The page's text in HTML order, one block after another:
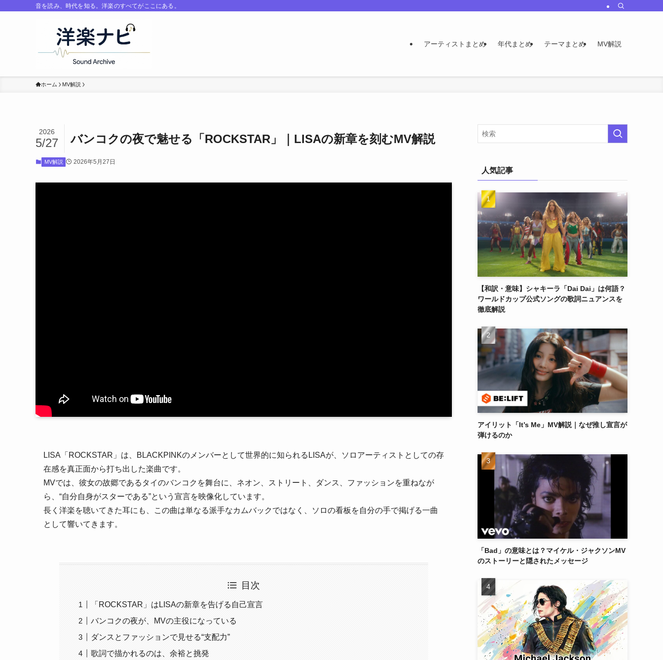
音を読み、時代を知る。洋楽のすべてがここにある。
アーティストまとめ 年代まとめ テーマまとめ MV解説
ホーム MV解説
バンコクの夜で魅せる「ROCKSTAR」｜LISAの新章を刻むMV解説
2026
5/27
MV解説 2026年5月27日
LISA「ROCKSTAR」は、BLACKPINKのメンバーとして世界的に知られるLISAが、ソロアーティストとしての存
在感を真正面から打ち出した楽曲です。
MVでは、彼女の故郷であるタイのバンコクを舞台に、ネオン、ストリート、ダンス、ファッションを重ねなが
ら、“自分自身がスターである”という宣言を映像化しています。
長く洋楽を聴いてきた耳にも、この曲は単なる派手なカムバックではなく、ソロの看板を自分の手で掲げる一曲
として響いてきます。
目次
「ROCKSTAR」はLISAの新章を告げる自己宣言
バンコクの夜が、MVの主役になっている
ダンスとファッションで見せる“支配力”
歌詞で描かれるのは、余裕と挑発
人気記事
【和訳・意味】シャキーラ「Dai Dai」は何語？
ワールドカップ公式ソングの歌詞ニュアンスを
徹底解説
アイリット「It’s Me」MV解説｜なぜ推し宣言が
弾けるのか
「Bad」の意味とは？マイケル・ジャクソンMV
のストーリーと隠されたメッセージ